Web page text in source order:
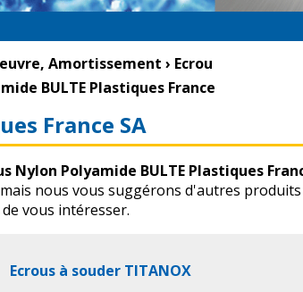
Amortissement › Ecrou
BULTE Plastiques France
France SA
Nylon Polyamide BULTE Plastiques
nous vous suggérons d'autres
vous intéresser.
Ecrous à souder TITANOX